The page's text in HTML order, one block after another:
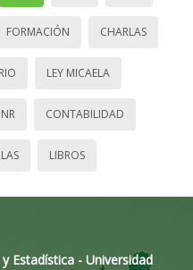
FORMACIÓN CHARLAS
LEY MICAELA
CONTABILIDAD
LIBROS
Estadística - Universidad